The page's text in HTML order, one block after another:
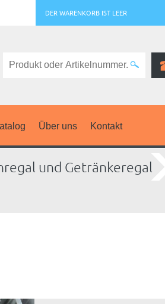
DER WARENKORB IST LEER
Über uns Kontakt
und Getränkeregal